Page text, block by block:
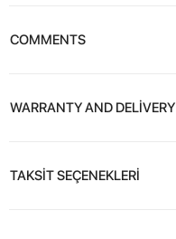
COMMENTS
WARRANTY AND DELİVERY
TAKSİT SEÇENEKLERİ